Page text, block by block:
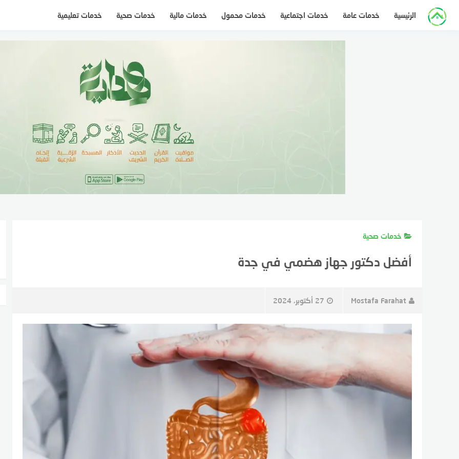
المحتوى
الرئيسية خدمات عامة خدمات اجتماعية خدمات محمول خدمات مالية خدمات صحية خدمات تعليمية
خدمات صحية
أفضل دكتور جهاز هضمي في جدة
Mostafa Farahat 27 أكتوبر، 2024